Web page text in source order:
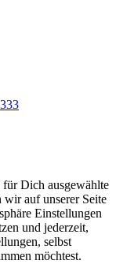
Dich ausgewählte
wir auf unserer Seite
Einstellungen
und jederzeit,
selbst
möchtest.